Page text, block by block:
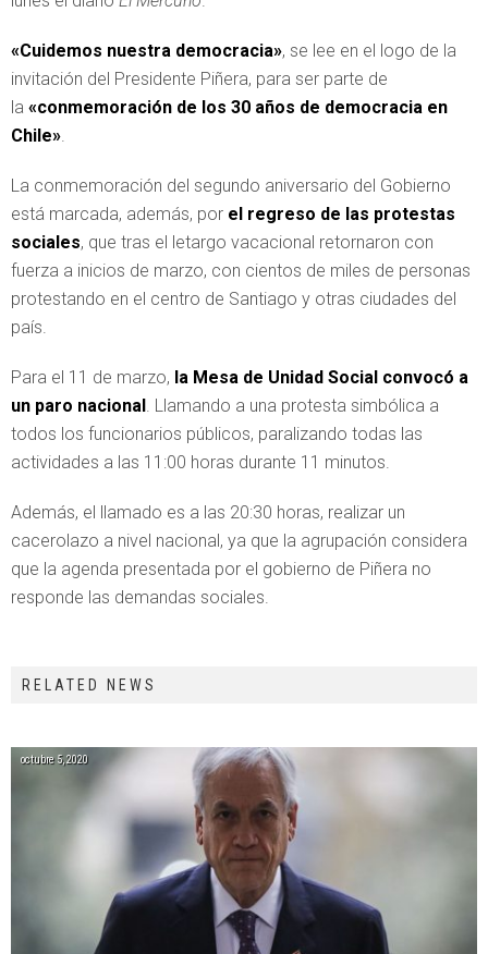
«Cuidemos nuestra democracia», se lee en el logo de la
invitación del Presidente Piñera, para ser parte de
la «conmemoración de los 30 años de democracia en
Chile»
La conmemoración del segundo aniversario del Gobierno
está marcada, además, por el regreso de las protestas
sociales, que tras el letargo vacacional retornaron con
fuerza a inicios de marzo, con cientos de miles de personas
protestando en el centro de Santiago y otras ciudades del
país.
Para el 11 de marzo, la Mesa de Unidad Social convocó a
un paro nacional . Llamando a una protesta simbólica a
todos los funcionarios públicos, paralizando todas las
actividades a las 11:00 horas durante 11 minutos.
Además, el llamado es a las 20:30 horas, realizar un
cacerolazo a nivel nacional, ya que la agrupación considera
que la agenda presentada por el gobierno de Piñera no
responde las demandas sociales.
RELATED NEWS
octubre 5, 2020